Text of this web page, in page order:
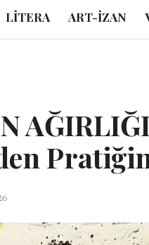
LİTERA ART-İZAN